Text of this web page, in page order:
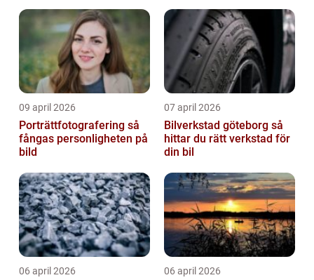
09 april 2026
Porträttfotografering så
fångas personligheten på
bild
07 april 2026
Bilverkstad göteborg så
hittar du rätt verkstad för
din bil
06 april 2026 06 april 2026